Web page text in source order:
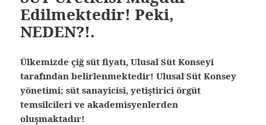
Edilmektedir! Peki,
NEDEN?!.
Ülkemizde çiğ süt fiyatı, Ulusal Süt Konseyi
tarafından belirlenmektedir! Ulusal Süt Konsey
yönetimi; süt sanayicisi, yetiştirici örgüt
temsilcileri ve akademisyenlerden
oluşmaktadır!